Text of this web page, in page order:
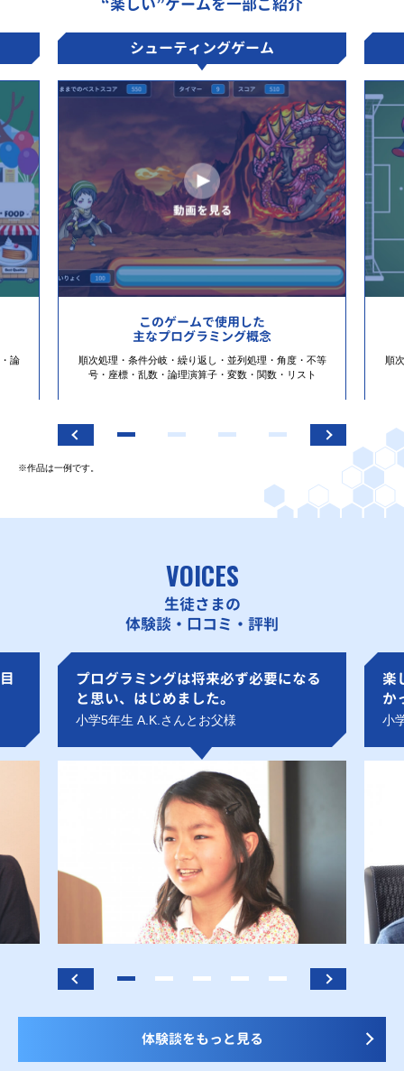
“楽しい”ゲームを一部ご紹介
論
シューティングゲーム
このゲームで使用した
主なプログラミング概念
順次処理・条件分岐・繰り返し・並列処理・角度・不等
号・座標・乱数・論理演算子・変数・関数・リスト
順
※作品は一例です。
VOICES
生徒さまの
体験談・口コミ・評判
プログラミングは将来必ず必要になる
と思い、はじめました。
小学5年生 A.K.さんとお父様
楽
か
小
体験談をもっと見る